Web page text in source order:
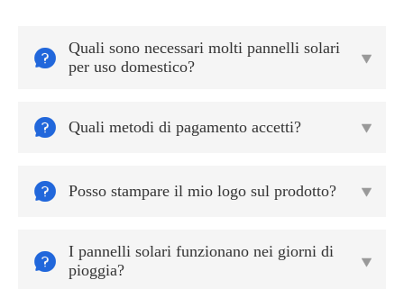

Quali sono necessari molti pannelli solari
per uso domestico?

 Quali metodi di pagamento accetti? 
 Posso stampare il mio logo sul prodotto? 

I pannelli solari funzionano nei giorni di
pioggia?
